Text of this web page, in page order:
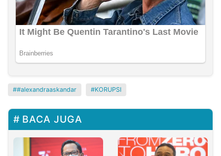
#alexandraaskandar KORUPSI
BACA JUGA